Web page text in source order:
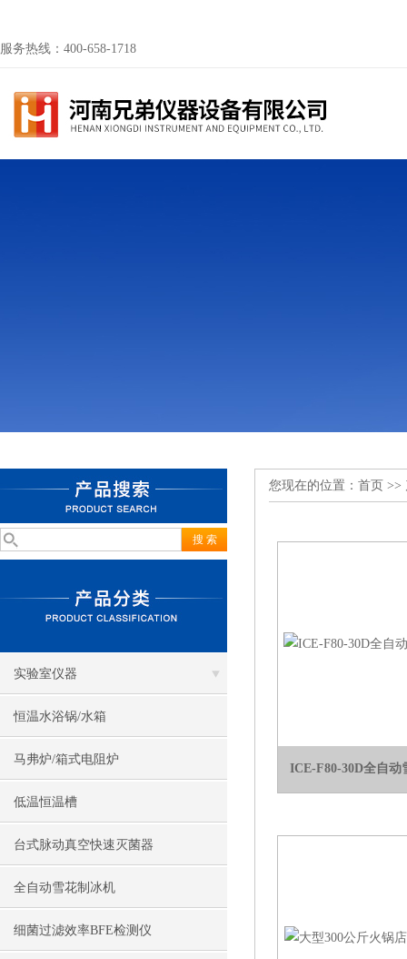
服务热线：400-658-1718
实验室仪器
恒温水浴锅/水箱
马弗炉/箱式电阻炉
低温恒温槽
台式脉动真空快速灭菌器
全自动雪花制冰机
细菌过滤效率BFE检测仪
您现在的位置： 首页 >>
ICE-F80-30D全自动